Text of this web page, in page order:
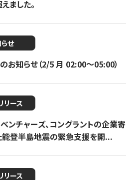
ました。
せ
お知らせ（2/5 月 02:00〜05:00）
リース
ンチャーズ、コングラントの企業寄
能登半島地震の緊急支援を開...
リース